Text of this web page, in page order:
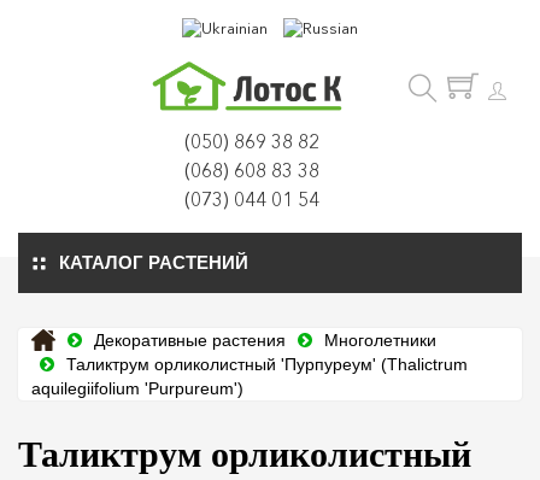
(050) 869 38 82
(068) 608 83 38
(073) 044 01 54
КАТАЛОГ РАСТЕНИЙ
Декоративные растения
Многолетники
Таликтрум орликолистный 'Пурпуреум' (Thalictrum
aquilegiifolium 'Purpureum')
Таликтрум орликолистный